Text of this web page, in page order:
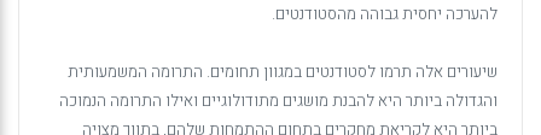
להערכה יחסית גבוהה מהסטודנטים.
שיעורים אלה תרמו לסטודנטים במגוון תחומים. התרומה המשמעותית
והגדולה ביותר היא להבנת מושגים מתודולוגיים ואילו התרומה הנמוכה